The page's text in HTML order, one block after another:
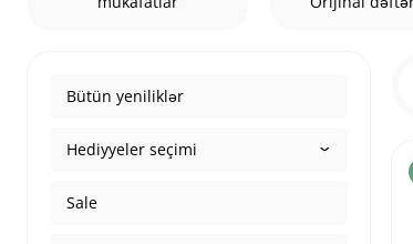
Bütün yeniliklər
Hediyyeler seçimi
Sale